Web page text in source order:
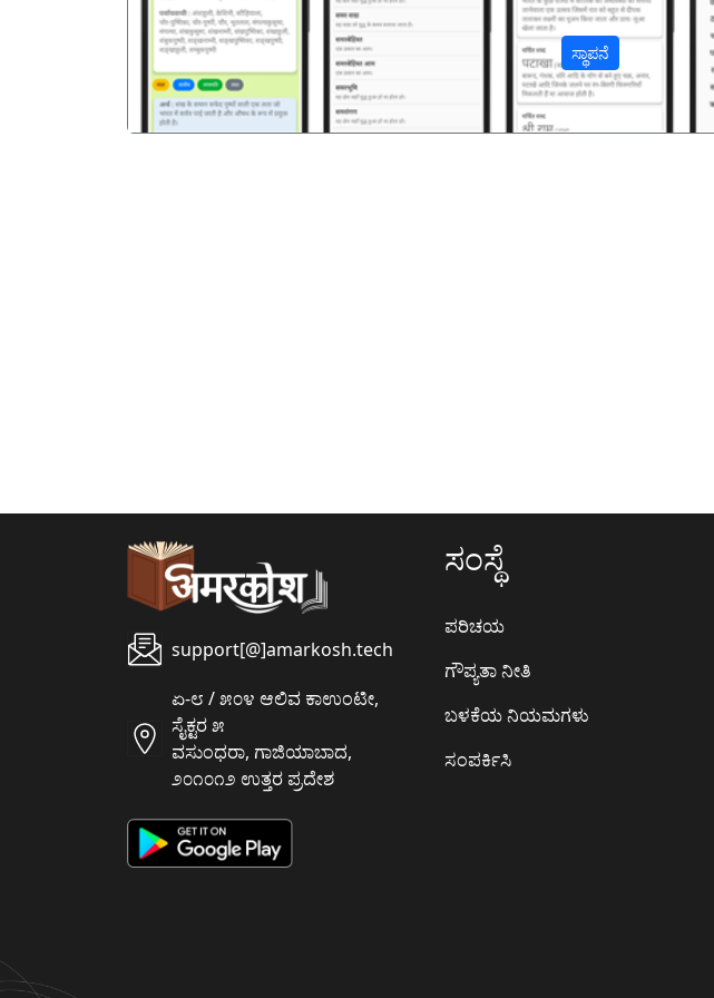
ಸ್ಥಾಪನೆ
support[@]amarkosh.tech
ಏ-೮ / ೫೦೪ ಆಲಿವ ಕಾಉಂಟೀ,
ಸೈಕ್ಟರ ೫
ವಸುಂಧರಾ, ಗಾಜಿಯಾಬಾದ,
೨೦೧೦೧೨ ಉತ್ತರ ಪ್ರದೇಶ
ಸಂಸ್ಥೆ
ಪರಿಚಯ
ಗೌಪ್ಯತಾ ನೀತಿ
ಬಳಕೆಯ ನಿಯಮಗಳು
ಸಂಪರ್ಕಿಸಿ